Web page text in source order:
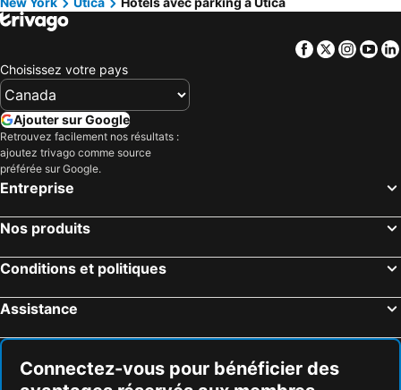
Clinton, hôtels avec parking
Fly Creek, hôtels avec parking
Boonville, hôtels avec parking
Dolgeville, hôtels avec parking
Mohawk, hôtels avec parking
Facebook
Twitter
Choisissez votre pays
Ajouter sur Google
Retrouvez facilement nos résultats :
ajoutez trivago comme source
préférée sur Google.
Entreprise
Nos produits
Conditions et politiques
Assistance
Connectez-vous pour bénéficier des